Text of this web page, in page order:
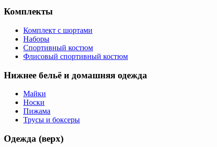
Комплекты
Комплект с шортами
Наборы
Спортивный костюм
Флисовый спортивный костюм
Нижнее бельё и домашняя одежда
Майки
Носки
Пижама
Трусы и боксеры
Одежда (верх)